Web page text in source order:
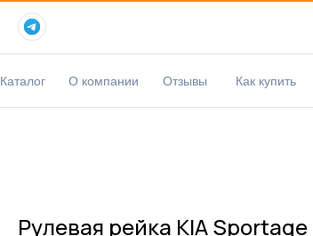
Каталог О компании Отзывы Как купить
Рулевая рейка KIA